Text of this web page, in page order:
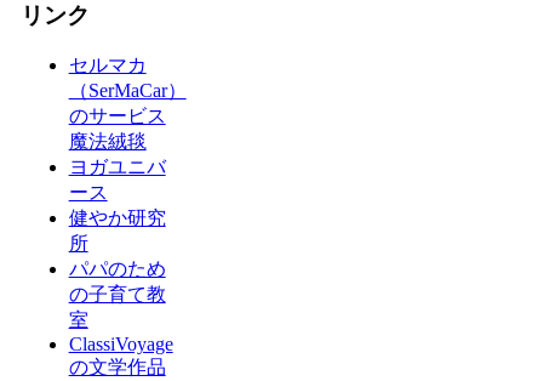
リンク
セルマカ
（SerMaCar）
のサービス
魔法絨毯
ヨガユニバ
ース
健やか研究
所
パパのため
の子育て教
室
ClassiVoyage
の文学作品